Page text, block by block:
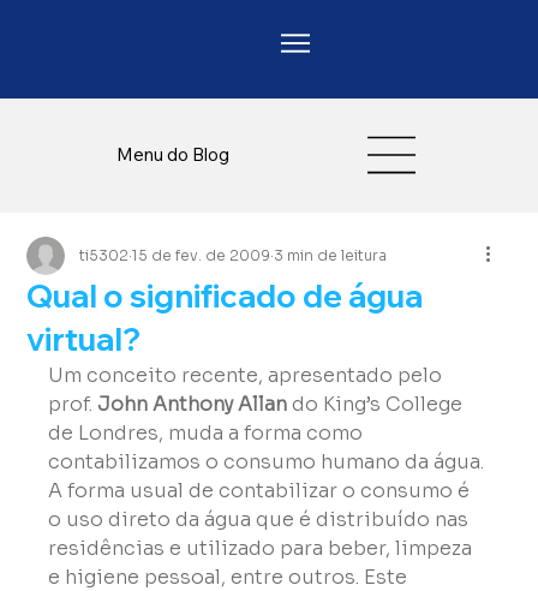
Menu do Blog
Qual o significado de água
virtual?
ti5302 15 de fev. de 2009 3 min de leitura
Um conceito recente, apresentado pelo
prof. John Anthony Allan do King’s College
de Londres, muda a forma como
contabilizamos o consumo humano da água.
A forma usual de contabilizar o consumo é
o uso direto da água que é distribuído nas
residências e utilizado para beber, limpeza
e higiene pessoal, entre outros. Este